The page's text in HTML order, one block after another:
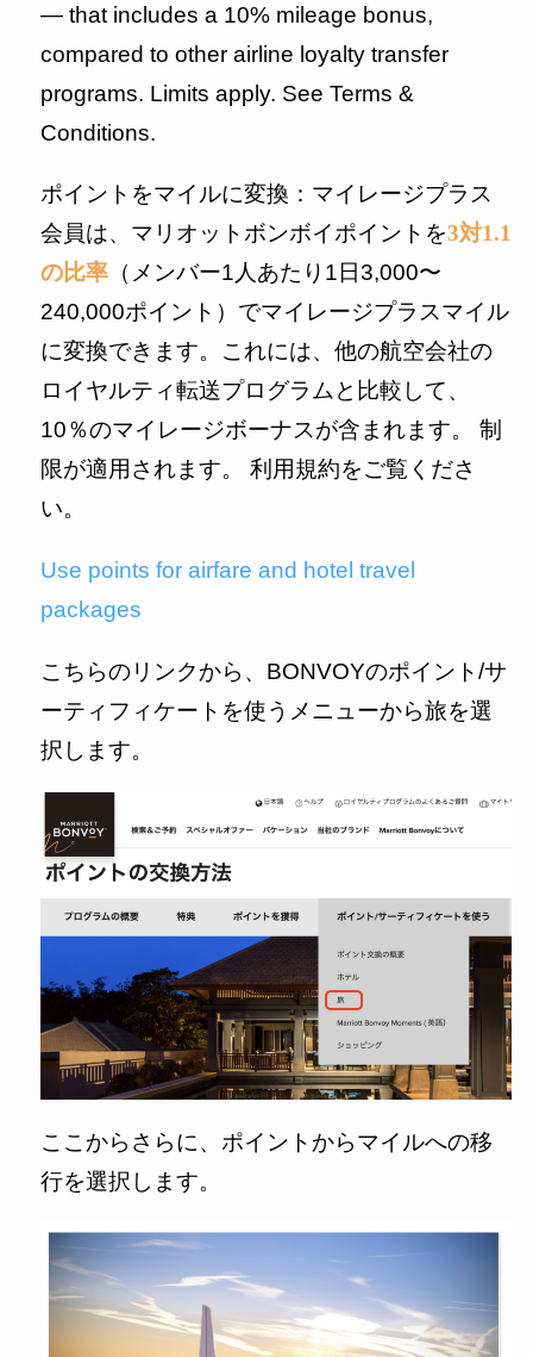
— that includes a 10% mileage bonus,
compared to other airline loyalty transfer
programs. Limits apply. See Terms &
Conditions.
ポイントをマイルに変換：マイレージプラス
会員は、マリオットボンボイポイントを3対1.1
の比率（メンバー1人あたり1日3,000〜
240,000ポイント）でマイレージプラスマイル
に変換できます。これには、他の航空会社の
ロイヤルティ転送プログラムと比較して、
10％のマイレージボーナスが含まれます。 制
限が適用されます。 利用規約をご覧くださ
い。
Use points for airfare and hotel travel
packages
こちらのリンクから、BONVOYのポイント/サ
ーティフィケートを使うメニューから旅を選
択します。
ここからさらに、ポイントからマイルへの移
行を選択します。